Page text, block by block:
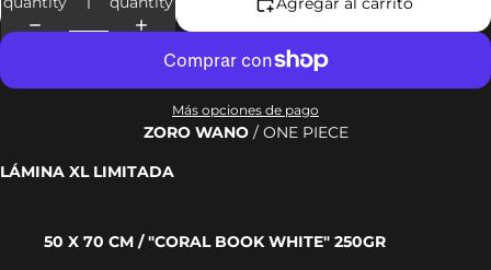
Más opciones de pago
ZORO WANO / ONE PIECE
LÁMINA XL LIMITADA
50 X 70 CM / "CORAL BOOK WHITE" 250GR